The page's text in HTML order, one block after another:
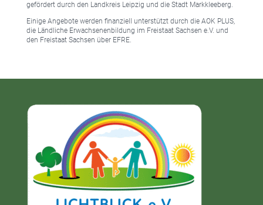
gefördert durch den Landkreis Leipzig und die Stadt Markkleeberg.
Einige Angebote werden finanziell unterstützt durch die AOK PLUS,
die Ländliche Erwachsenenbildung im Freistaat Sachsen e.V. und
den Freistaat Sachsen über EFRE.